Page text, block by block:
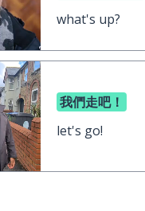
what's up?
我們走吧！
let's go!